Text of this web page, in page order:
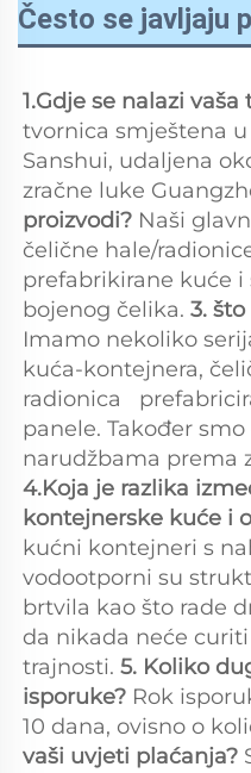
Često se javljaju
1.Gdje se nalazi vaša
tvornica smještena
Sanshui, udaljena
zračne luke
proizvodi? Naši
čelične hale/
prefabrikirane kuće i
bojenog čelika.
Imamo nekoliko
kuća-kontejnera,
radionica
panele. Također
narudžbama prema
4.Koja je razlika
kontejnerske kuće i
kućni kontejneri s
vodootporni su
brtvila kao što rade
da nikada neće
trajnosti. 5. Koliko
isporuke? Rok
10 dana, ovisno o
vaši uvjeti plaćanja?